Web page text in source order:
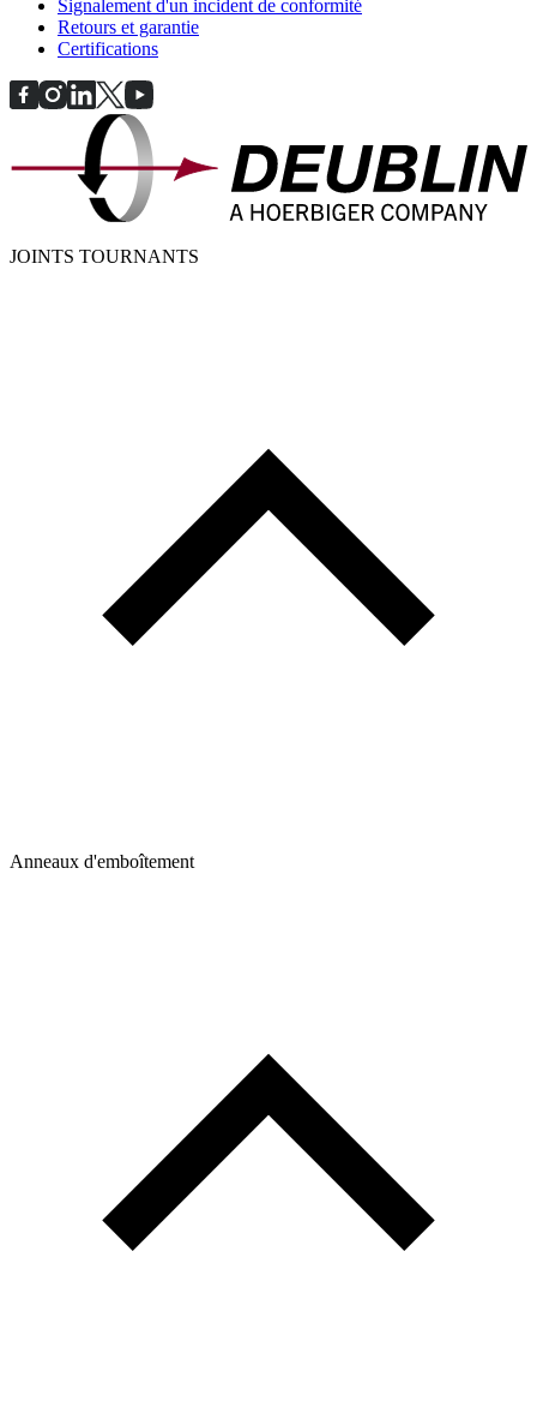
Signalement d'un incident de conformité
Retours et garantie
Certifications
JOINTS TOURNANTS
Anneaux d'emboîtement